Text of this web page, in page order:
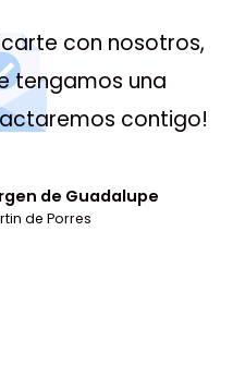
con nosotros,
tengamos una
contigo!
de Guadalupe
de Porres